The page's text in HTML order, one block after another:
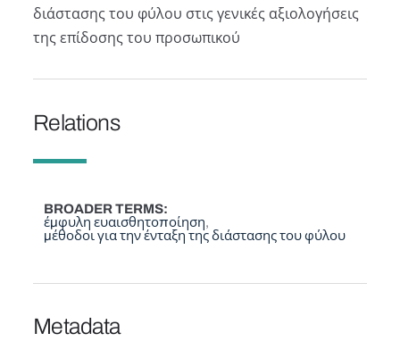
διάστασης του φύλου στις γενικές αξιολογήσεις
της επίδοσης του προσωπικού
Relations
BROADER TERMS
έμφυλη ευαισθητοποίηση
μέθοδοι για την ένταξη της διάστασης του φύλου
Metadata